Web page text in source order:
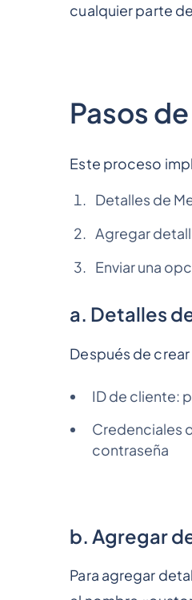
cualquier parte
Pasos
Este proceso
Detalles de
Agregar
Enviar una
a. Detalles
Después de
ID de cliente:
Credenciales
contraseña
b. Agregar
Para agregar